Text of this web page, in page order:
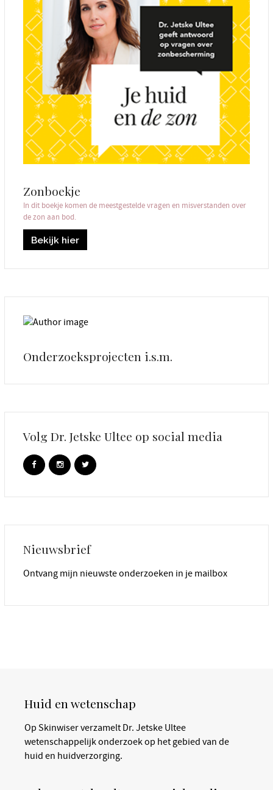
Zonboekje
In dit boekje komen de meestgestelde vragen en misverstanden over
de zon aan bod.
Bekijk hier
Onderzoeksprojecten i.s.m.
Volg Dr. Jetske Ultee op social media
Nieuwsbrief
Ontvang mijn nieuwste onderzoeken in je mailbox
Huid en wetenschap
Op Skinwiser verzamelt Dr. Jetske Ultee
wetenschappelijk onderzoek op het gebied van de
huid en huidverzorging.